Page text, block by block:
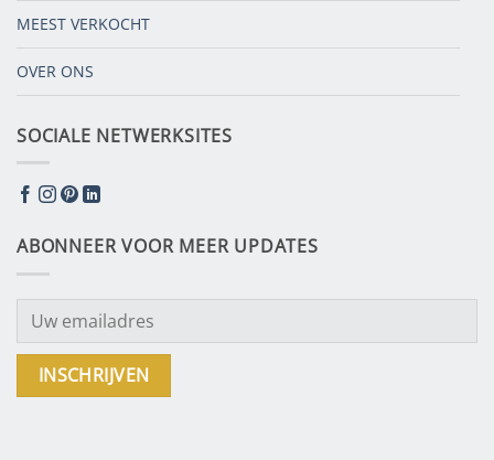
MEEST VERKOCHT
OVER ONS
SOCIALE NETWERKSITES
ABONNEER VOOR MEER UPDATES